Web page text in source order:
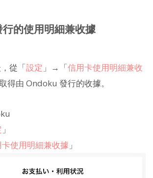
的使用明細兼收據
從「設定 」→「信用卡使用明細兼收
得由 Ondoku 發行的收據。
」
使用明細兼收據 」